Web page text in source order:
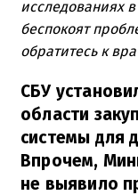
исследованиях
беспокоят
обратитесь к
СБУ
области
системы для
Впрочем,
не выявило